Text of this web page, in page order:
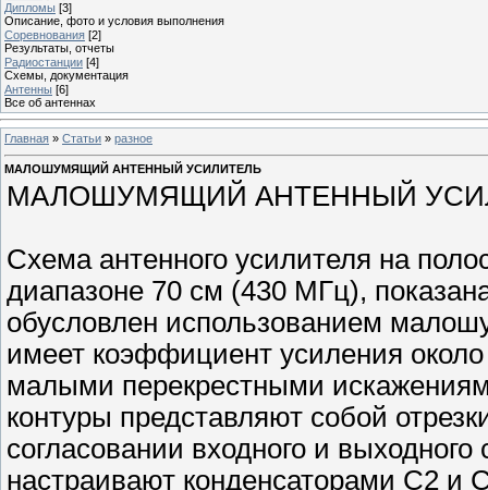
Дипломы [3]
Описание, фото и условия выполнения
Соревнования [2]
Результаты, отчеты
Радиостанции [4]
Схемы, документация
Антенны [6]
Все об антеннах
Главная » Статьи » разное
МАЛОШУМЯЩИЙ АНТЕННЫЙ УСИЛИТЕЛЬ
МАЛОШУМЯЩИЙ АНТЕННЫЙ
Схема антенного усилителя на
диапазоне 70 см (430 МГц),
обусловлен использованием
имеет коэффициент усиления
малыми перекрестными
контуры представляют собой
согласовании входного и
настраивают конденсаторами С2 и